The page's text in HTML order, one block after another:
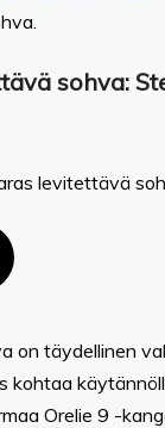
sohva:
on täydellinen
kohtaa
Orelie 9 -